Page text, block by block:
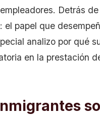
Detrás
papel que
analizo por qué
en la prestación